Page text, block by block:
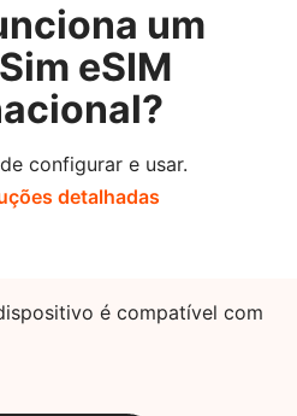
um
eSIM
configurar e usar.
detalhadas
é compatível com